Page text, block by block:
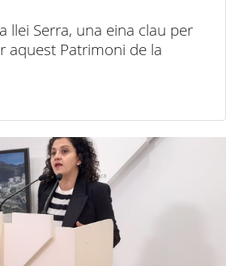
llei Serra, una eina clau per
aquest Patrimoni de la